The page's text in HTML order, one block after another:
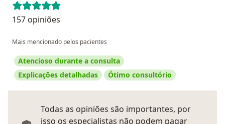
157 opiniões
Mais mencionado pelos pacientes
Atencioso durante a consulta
Explicações detalhadas
Ótimo consultório
Todas as opiniões são importantes, por
isso os especialistas não podem pagar